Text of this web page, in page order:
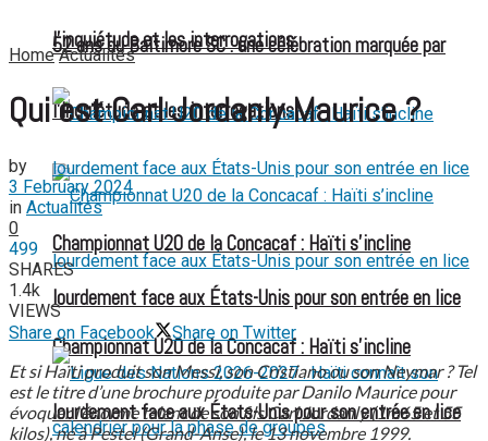
52 ans du Baltimore SC : une célébration marquée par
l’inquiétude et les interrogations
Championnat U20 de la Concacaf : Haïti s’incline
lourdement face aux États-Unis pour son entrée en lice
l’inquiétude et les interrogations
Championnat U20 de la Concacaf : Haïti s’incline
lourdement face aux États-Unis pour son entrée en lice
Home Actualités
Qui est Carl Jordanly Maurice ?
by
3 February 2024
in Actualités
0
499
SHARES
1.4k
VIEWS
Share on Facebook
Share on Twitter
Et si Haïti produit son Messi, son Cristiano ou son Neymar ? Tel
est le titre d’une brochure produite par Danilo Maurice pour
évoquer l’énorme talent de son fils Carl Jordanly (1m65 et 55
kilos), né à Pestel (Grand-Anse), le 13 novembre 1999.